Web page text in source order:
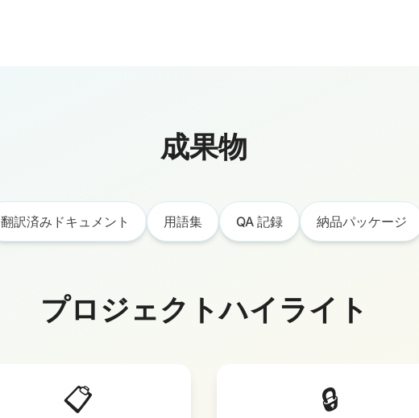
成果物
翻訳済みドキュメント 用語集 QA 記録 納品パッケージ
プロジェクトハイライト
📋 🔒